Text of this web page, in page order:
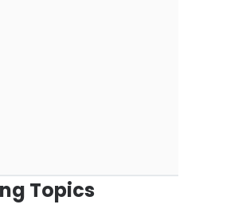
Topics